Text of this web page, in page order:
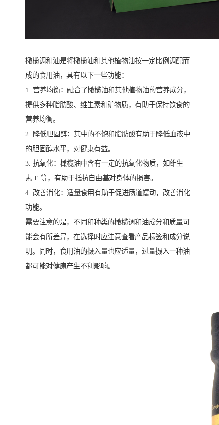
橄榄调和油是将橄榄油和其他植物油按一定比例调配而
成的食用油，具有以下一些功能：
1. 营养均衡：融合了橄榄油和其他植物油的营养成分，
提供多种脂肪酸、维生素和矿物质，有助于保持饮食的
营养均衡。
2. 降低胆固醇：其中的不饱和脂肪酸有助于降低血液中
的胆固醇水平，对健康有益。
3. 抗氧化：橄榄油中含有一定的抗氧化物质，如维生
素 E 等，有助于抵抗自由基对身体的损害。
4. 改善消化：适量食用有助于促进肠道蠕动，改善消化
功能。
需要注意的是，不同和种类的橄榄调和油成分和质量可
能会有所差异，在选择时应注意查看产品标签和成分说
明。同时，食用油的摄入量也应适量，过量摄入一种油
都可能对健康产生不利影响。